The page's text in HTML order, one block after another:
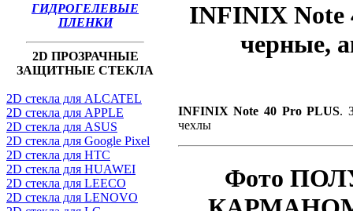
ГИДРОГЕЛЕВЫЕ
ПЛЕНКИ
2D ПРОЗРАЧНЫЕ
ЗАЩИТНЫЕ СТЕКЛА
2D стекла для ALCATEL
2D стекла для APPLE
2D стекла для ASUS
2D стекла для Google Pixel
2D стекла для HTC
2D стекла для HUAWEI
2D стекла для LEECO
2D стекла для LENOVO
INFINIX Note
черные,
INFINIX Note 40 Pro PLUS.
чехлы
Фото